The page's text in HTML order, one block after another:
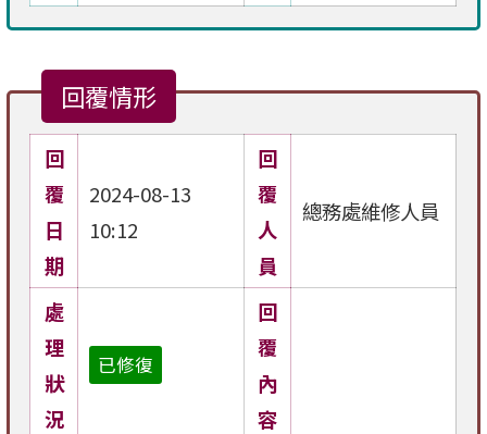
回覆情形
回
覆
日
期
2024-08-13
10:12
回
覆
人
員
總務處維修人員
處
理
狀
況
已修復
回
覆
內
容